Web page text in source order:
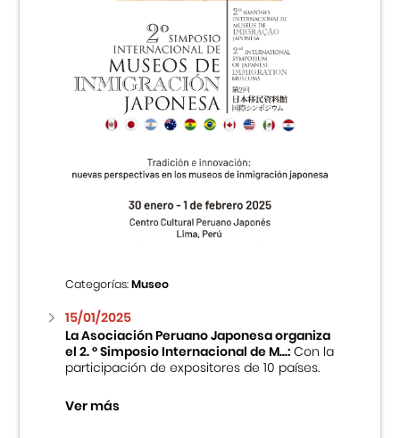
Categorías:Museo
15/01/2025
La Asociación Peruano Japonesa organiza
el 2. ° Simposio Internacional de M...:Con la
participación de expositores de 10 países.
Ver más